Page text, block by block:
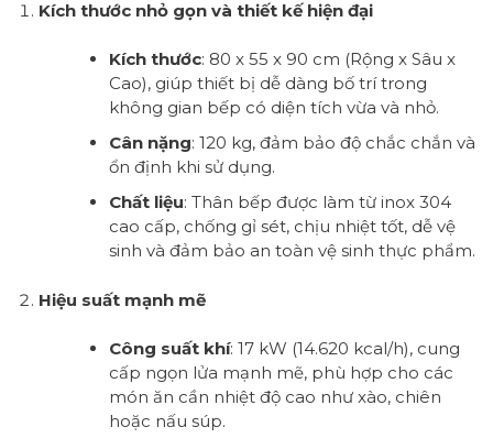
Kích thước nhỏ gọn và thiết kế hiện đại
Kích thước: 80 x 55 x 90 cm (Rộng x Sâu x
Cao), giúp thiết bị dễ dàng bố trí trong
không gian bếp có diện tích vừa và nhỏ.
Cân nặng: 120 kg, đảm bảo độ chắc chắn và
ổn định khi sử dụng.
Chất liệu: Thân bếp được làm từ inox 304
cao cấp, chống gỉ sét, chịu nhiệt tốt, dễ vệ
sinh và đảm bảo an toàn vệ sinh thực phẩm.
Hiệu suất mạnh mẽ
Công suất khí: 17 kW (14.620 kcal/h), cung
cấp ngọn lửa mạnh mẽ, phù hợp cho các
món ăn cần nhiệt độ cao như xào, chiên
hoặc nấu súp.